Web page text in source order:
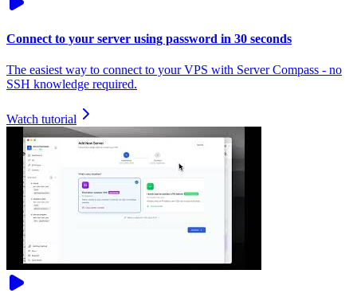
Connect to your server using password in 30 seconds
The easiest way to connect to your VPS with Server Compass - no
SSH knowledge required.
Watch tutorial